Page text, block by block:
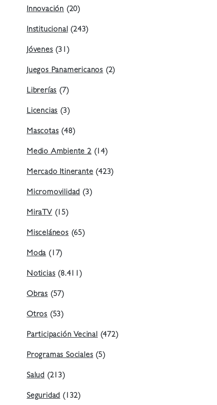
Innovación (20)
Institucional(243)
Jóvenes(31)
Juegos Panamericanos (2)
Librerías(7)
Licencias(3)
Mascotas(48)
Medio Ambiente 2(14)
Mercado Itinerante(423)
Micromovilidad(3)
MiraTV(15)
Misceláneos(65)
Moda(17)
Noticias(8.411)
Obras (57)
Otros (53)
Participación Vecinal(472)
Programas Sociales(5)
Salud (213)
Seguridad(132)